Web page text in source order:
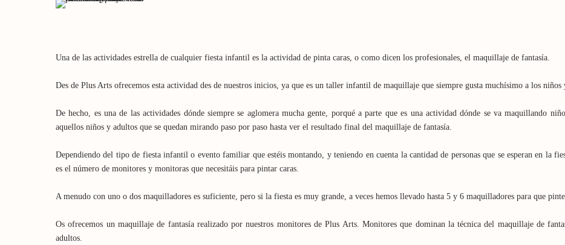
Una de las actividades estrella de cualquier fiesta infantil es la actividad de pinta caras, o como dicen los profesionales, el maquillaje de fantasía.
Des de Plus Arts ofrecemos esta actividad des de nuestros inicios, ya que es un taller infantil de maquillaje que siempre gusta muchísimo a los niños
De hecho, es una de las actividades dónde siempre se aglomera mucha gente, porqué a parte que es una actividad dónde se va maquillando
aquellos niños y adultos que se quedan mirando paso por paso hasta ver el resultado final del maquillaje de fantasía.
Dependiendo del tipo de fiesta infantil o evento familiar que estéis montando, y teniendo en cuenta la cantidad de personas que se esperan en la
es el número de monitores y monitoras que necesitáis para pintar caras.
A menudo con uno o dos maquilladores es suficiente, pero si la fiesta es muy grande, a veces hemos llevado hasta 5 y 6 maquilladores para que
Os ofrecemos un maquillaje de fantasía realizado por nuestros monitores de Plus Arts. Monitores que dominan la técnica del maquillaje de
adultos.